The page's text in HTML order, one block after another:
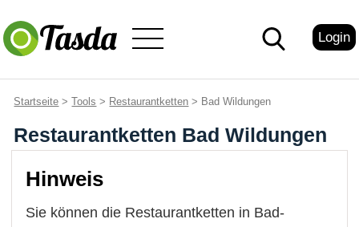
Login
Startseite >Tools > Restaurantketten > Bad Wildungen
Restaurantketten Bad Wildungen
Hinweis
Sie können die Restaurantketten in Bad-